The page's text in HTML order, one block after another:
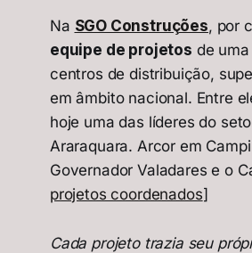
Na SGO Construções, por
equipe de projetos de
centros de distribuição,
em âmbito nacional. Entre
hoje uma das líderes do
Araraquara. Arcor em
Governador Valadares e o
projetos coordenados]
Cada projeto trazia seu